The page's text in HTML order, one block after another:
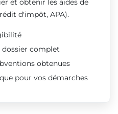
et obtenir les aides de
d'impôt, APA).
complet
obtenues
pour vos démarches